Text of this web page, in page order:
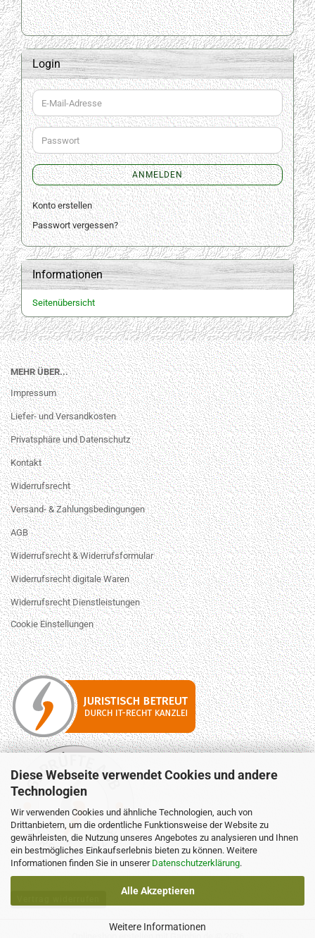
Diese Webseite verwendet Cookies und andere
Technologien
Wir verwenden Cookies und ähnliche Technologien, auch von
Drittanbietern, um die ordentliche Funktionsweise der Website zu
gewährleisten, die Nutzung unseres Angebotes zu analysieren und Ihnen
ein bestmögliches Einkaufserlebnis bieten zu können. Weitere
Informationen finden Sie in unserer Datenschutzerklärung.
Alle Akzeptieren
Weitere Informationen
Login
E-
Mail-
Adresse
Passwort
ANMELDEN
Konto erstellen
Passwort vergessen?
Informationen
Seitenübersicht
MEHR ÜBER...
Impressum
Liefer- und Versandkosten
Privatsphäre und Datenschutz
Kontakt
Widerrufsrecht
Versand- & Zahlungsbedingungen
AGB
Widerrufsrecht & Widerrufsformular
Widerrufsrecht digitale Waren
Widerrufsrecht Dienstleistungen
Cookie Einstellungen